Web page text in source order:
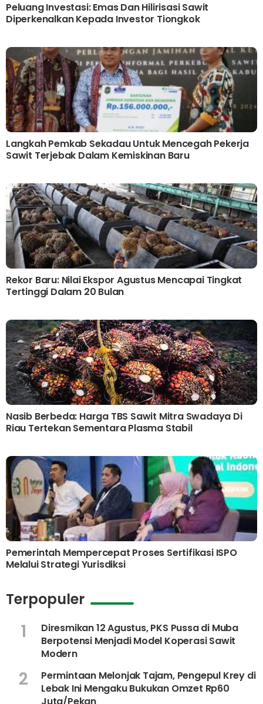
Peluang Investasi: Emas Dan Hilirisasi Sawit
Diperkenalkan Kepada Investor Tiongkok
Langkah Pemkab Sekadau Untuk Mencegah Pekerja
Sawit Terjebak Dalam Kemiskinan Baru
Rekor Baru: Nilai Ekspor Agustus Mencapai Tingkat
Tertinggi Dalam 20 Bulan
Nasib Berbeda: Harga TBS Sawit Mitra Swadaya Di
Riau Tertekan Sementara Plasma Stabil
Pemerintah Mempercepat Proses Sertifikasi ISPO
Melalui Strategi Yurisdiksi
Terpopuler
1
Diresmikan 12 Agustus, PKS Pussa di Muba
Berpotensi Menjadi Model Koperasi Sawit
Modern
2
Permintaan Melonjak Tajam, Pengepul Krey di
Lebak Ini Mengaku Bukukan Omzet Rp60